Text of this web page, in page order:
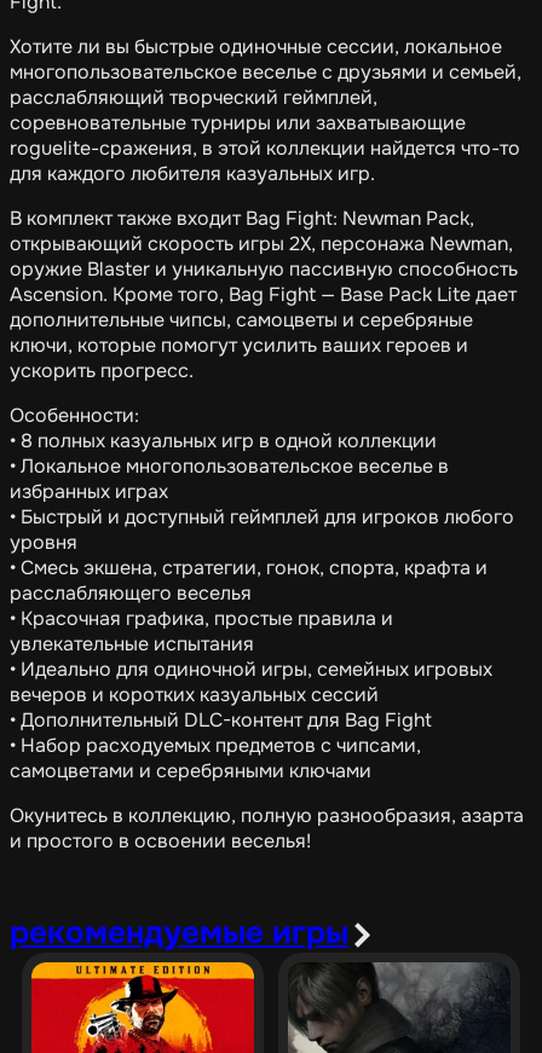
Хотите ли вы быстрые одиночные сессии, локальное
многопользовательское веселье с друзьями и семьей,
расслабляющий творческий геймплей,
соревновательные турниры или захватывающие
roguelite-сражения, в этой коллекции найдется что-то
для каждого любителя казуальных игр.
В комплект также входит Bag Fight: Newman Pack,
открывающий скорость игры 2X, персонажа Newman,
оружие Blaster и уникальную пассивную способность
Ascension. Кроме того, Bag Fight — Base Pack Lite дает
дополнительные чипсы, самоцветы и серебряные
ключи, которые помогут усилить ваших героев и
ускорить прогресс.
Особенности:
• 8 полных казуальных игр в одной коллекции
• Локальное многопользовательское веселье в
избранных играх
• Быстрый и доступный геймплей для игроков любого
уровня
• Смесь экшена, стратегии, гонок, спорта, крафта и
расслабляющего веселья
• Красочная графика, простые правила и
увлекательные испытания
• Идеально для одиночной игры, семейных игровых
вечеров и коротких казуальных сессий
• Дополнительный DLC-контент для Bag Fight
• Набор расходуемых предметов с чипсами,
самоцветами и серебряными ключами
Окунитесь в коллекцию, полную разнообразия, азарта
и простого в освоении веселья!
рекомендуемые игры